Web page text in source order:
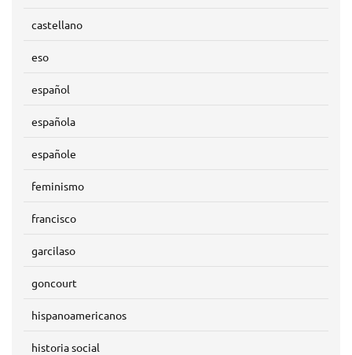
castellano
eso
español
española
españole
feminismo
francisco
garcilaso
goncourt
hispanoamericanos
historia social